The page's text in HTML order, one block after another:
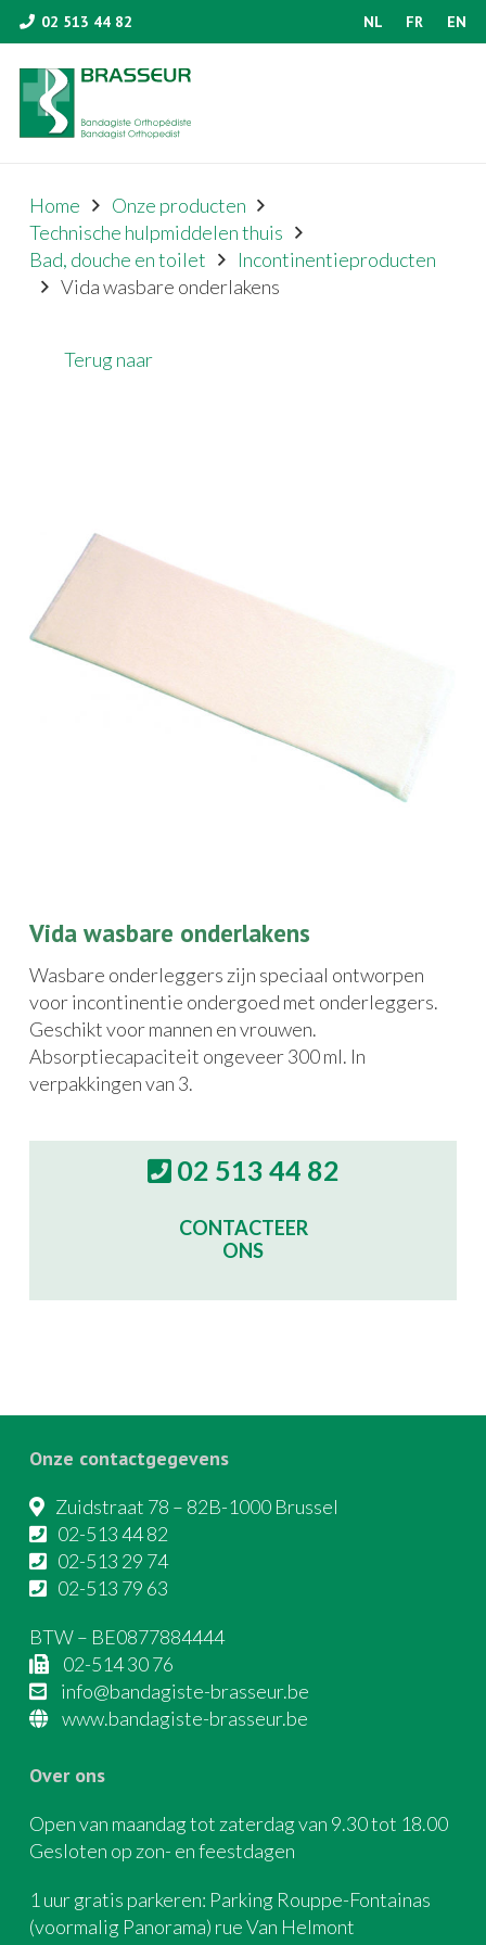
02 513 44 82 NL FR EN
Home
Onze producten
Technische hulpmiddelen thuis
Bad, douche en toilet
Incontinentieproducten
Vida wasbare onderlakens
Terug naar
Vida wasbare onderlakens
Wasbare onderleggers zijn speciaal ontworpen
voor incontinentie ondergoed met onderleggers.
Geschikt voor mannen en vrouwen.
Absorptiecapaciteit ongeveer 300 ml. In
verpakkingen van 3.
02 513 44 82
CONTACTEER
ONS
Onze contactgegevens
Zuidstraat 78 – 82B-1000 Brussel
02-513 44 82
02-513 29 74
02-513 79 63
BTW – BE0877884444
02-514 30 76
info@bandagiste-brasseur.be
www.bandagiste-brasseur.be
Over ons
Open van maandag tot zaterdag van 9.30 tot 18.00
Gesloten op zon- en feestdagen
1 uur gratis parkeren: Parking Rouppe-Fontainas
(voormalig Panorama) rue Van Helmont